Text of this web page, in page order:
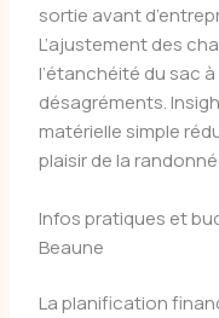
sortie avant
L’ajustement des
l’étanchéité du sac
désagréments.
matérielle simple
plaisir de la
Infos pratiques et
Beaune
La planification